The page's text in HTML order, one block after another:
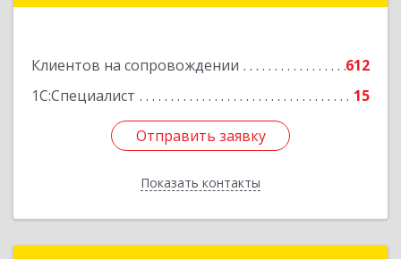
Клиентов на сопровождении
612
1С:Специалист
15
Отправить заявку
Показать контакты
Отправить заявку
Назад